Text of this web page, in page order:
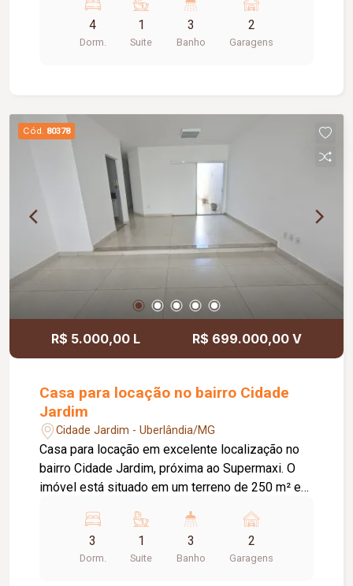
02 veículos.** Locador estuda proposta para Fins
Comerciais **
4
Dorm.
1
Suite
3
Banho
2
Garagens
Cód. 80378
R$ 5.000,00 L R$ 699.000,00 V
Casa para locação no bairro Cidade
Jardim
Cidade Jardim - Uberlândia/MG
Casa para locação em excelente localização no
bairro Cidade Jardim, próxima ao Supermaxi. O
imóvel está situado em um terreno de 250 m² e
construída, oferecendo ambientes amplos,
funcionais e confortáveis. A residência dispõe de
02 vagas de garagem, sala ampla em 02
3
Dorm.
1
Suite
3
Banho
2
Garagens